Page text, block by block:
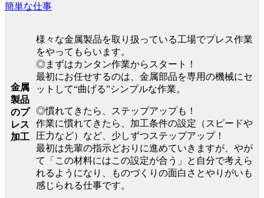
簡単な仕事
金属
製品
のプ
レス
加工
様々な金属製品を取り扱っている工場でプレス作業
をやってもらいます。
◎まずはカンタン作業からスタート！
最初にお任せするのは、金属部品を専用の機械にセ
ットして“曲げる”シンプルな作業。
◎慣れてきたら、ステップアップも！
作業に慣れてきたら、加工条件の設定（スピードや
圧力など）など、少しずつステップアップ！
最初は先輩の指示どおりに進めていきますが、やが
て「この材料にはこの設定が合う」と自分で考えら
れるようになり、ものづくりの面白さとやりがいも
感じられる仕事です。